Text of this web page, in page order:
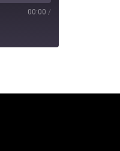
00:00 /